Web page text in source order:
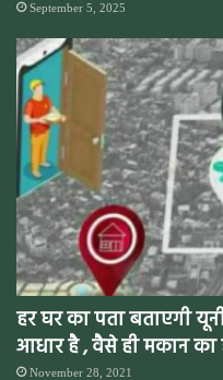
September 5, 2025
हर घर का पता बताएगी
आधार है , वैसे ही मकान
November 28, 2021